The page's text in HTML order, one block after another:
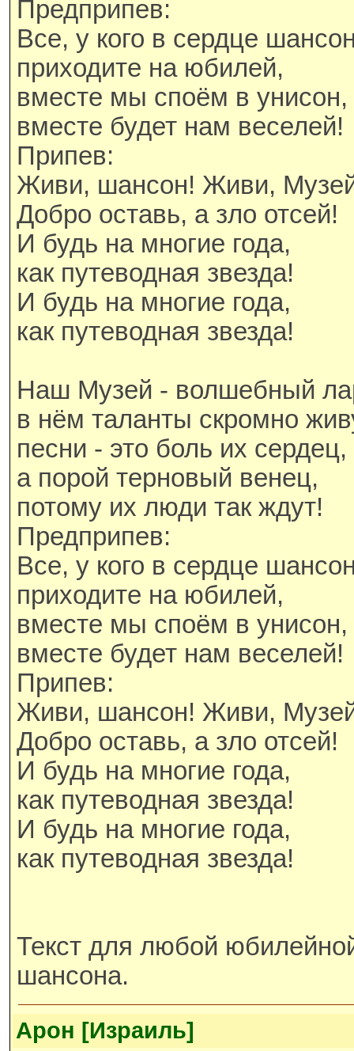
Предприпев:
Все, у кого в сердце
приходите на юбилей,
вместе мы споём в унисон,
вместе будет нам веселей!
Припев:
Живи, шансон! Живи,
Добро оставь, а зло отсей!
И будь на многие года,
как путеводная звезда!
И будь на многие года,
как путеводная звезда!
Наш Музей - волшебный
в нём таланты скромно
песни - это боль их сердец,
а порой терновый венец,
потому их люди так ждут!
Предприпев:
Все, у кого в сердце
приходите на юбилей,
вместе мы споём в унисон,
вместе будет нам веселей!
Припев:
Живи, шансон! Живи,
Добро оставь, а зло отсей!
И будь на многие года,
как путеводная звезда!
И будь на многие года,
как путеводная звезда!
Текст для любой
шансона.
Арон [Израиль]